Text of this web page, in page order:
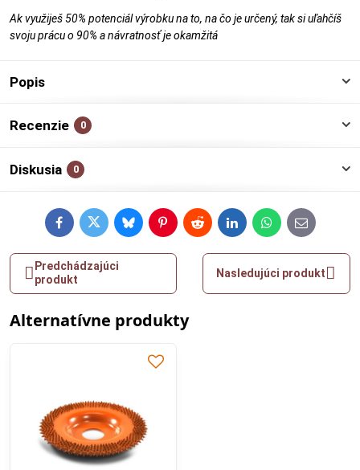
Ak využiješ 50% potenciál výrobku na to, na čo je určený, tak si uľahčíš
svoju prácu o 90% a návratnosť je okamžitá
Popis
Recenzie 0
Diskusia 0
FacebookTwitterBlueskyPinterestRedditLinkedInWhatsApp
E-
mail
Predchádzajúci
produkt
Nasledujúci produkt
Alternatívne produkty